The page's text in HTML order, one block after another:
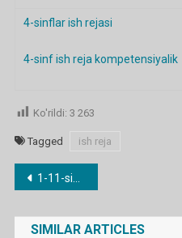
4-sinflar ish rejasi
4-sinf ish reja kompetensiyalik
Ko'rildi: 3 263
Tagged ish reja
Post
menyusi
1-11-sinf Tarbiyaviy soat konspektlari
SIMILAR ARTICLES